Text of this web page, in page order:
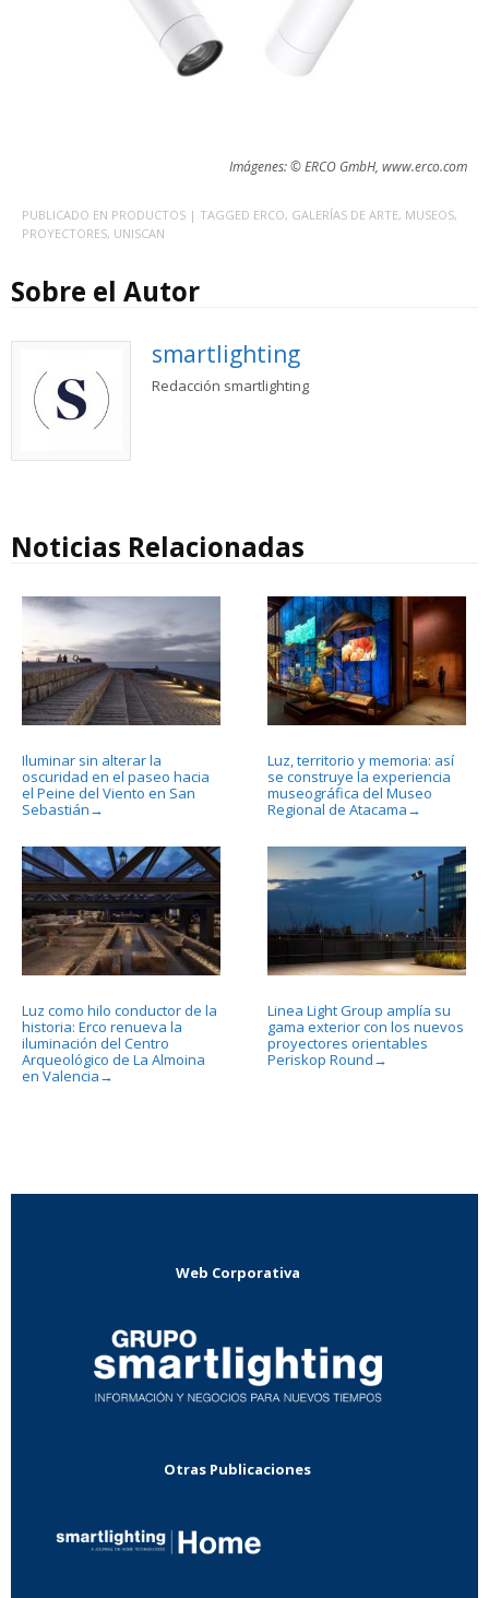
Imágenes: © ERCO GmbH, www.erco.com
PUBLICADO EN PRODUCTOS | TAGGED ERCO, GALERÍAS DE ARTE, MUSEOS,
PROYECTORES, UNISCAN
Sobre el Autor
smartlighting
Redacción smartlighting
Noticias Relacionadas
Iluminar sin alterar la
oscuridad en el paseo hacia
el Peine del Viento en San
Sebastián →
Luz, territorio y memoria: así
se construye la experiencia
museográfica del Museo
Regional de Atacama →
Luz como hilo conductor de la
historia: Erco renueva la
iluminación del Centro
Arqueológico de La Almoina
en Valencia →
Linea Light Group amplía su
gama exterior con los nuevos
proyectores orientables
Periskop Round →
Web Corporativa
Otras Publicaciones